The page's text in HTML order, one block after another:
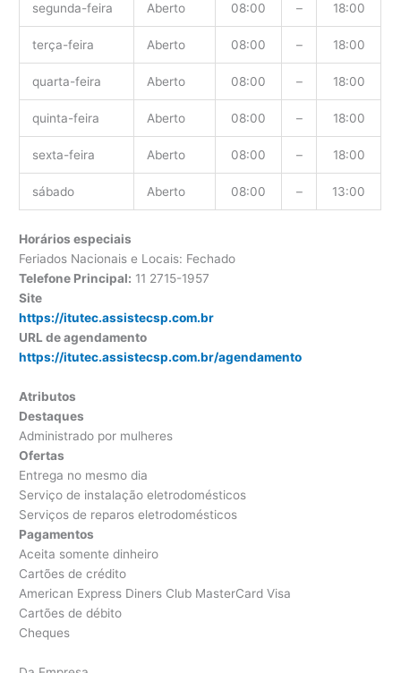
segunda-feira Aberto 08:00 – 18:00
terça-feira Aberto 08:00 – 18:00
quarta-feira Aberto 08:00 – 18:00
quinta-feira Aberto 08:00 – 18:00
sexta-feira Aberto 08:00 – 18:00
sábado Aberto 08:00 – 13:00
Horários especiais
Feriados Nacionais e Locais: Fechado
Telefone Principal: 11 2715-1957
Site
https://itutec.assistecsp.com.br
URL de agendamento
https://itutec.assistecsp.com.br/agendamento
Atributos
Destaques
Administrado por mulheres
Ofertas
Entrega no mesmo dia
Serviço de instalação eletrodomésticos
Serviços de reparos eletrodomésticos
Pagamentos
Aceita somente dinheiro
Cartões de crédito
American Express Diners Club MasterCard Visa
Cartões de débito
Cheques